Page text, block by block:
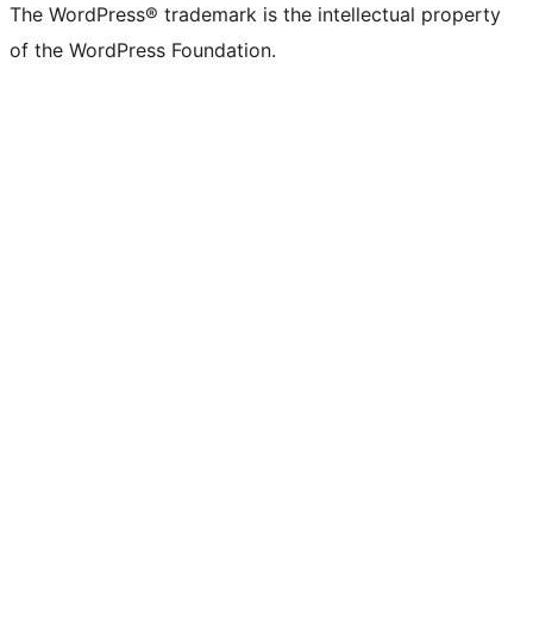
The WordPress® trademark is the intellectual property
of the WordPress Foundation.